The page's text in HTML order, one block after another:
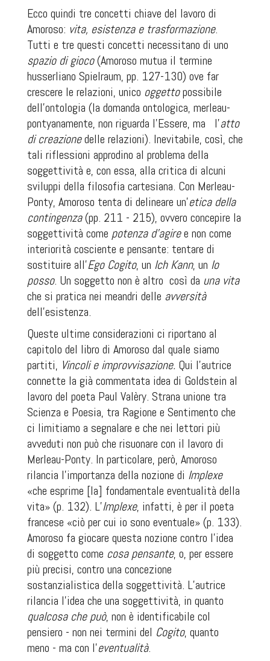
Ecco quindi tre concetti chiave del lavoro di
Amoroso: vita, esistenza e trasformazione.
Tutti e tre questi concetti necessitano di uno
spazio di gioco(Amoroso mutua il termine
husserliano Spielraum, pp. 127-130) ove far
crescere le relazioni, unico oggettopossibile
dell’ontologia (la domanda ontologica, merleau-
pontyanamente, non riguarda l’Essere, ma
l’atto
di creazionedelle relazioni). Inevitabile, così, che
tali riflessioni approdino al problema della
soggettività e, con essa, alla critica di alcuni
sviluppi della filosofia cartesiana. Con Merleau-
Ponty, Amoroso tenta di delineare un’etica della
contingenza(pp. 211 - 215), ovvero concepire la
soggettività come potenza d’agiree non come
interiorità cosciente e pensante: tentare di
sostituire all’Ego Cogito, un Ich Kann, un Io
posso. Un soggetto non è altro così da una vita
che si pratica nei meandri delle avversità
dell’esistenza.
Queste ultime considerazioni ci riportano al
capitolo del libro di Amoroso dal quale siamo
partiti, Vincoli e improvvisazione.Qui l’autrice
connette la già commentata idea di Goldstein al
lavoro del poeta Paul Valèry. Strana unione tra
Scienza e Poesia, tra Ragione e Sentimento che
ci limitiamo a segnalare e che nei lettori più
avveduti non può che risuonare con il lavoro di
Merleau-Ponty. In particolare, però, Amoroso
rilancia l’importanza della nozione di Implexe
«che esprime [la] fondamentale eventualità della
vita» (p. 132). L’Implexe, infatti, è per il poeta
francese «ciò per cui io sono eventuale» (p. 133).
Amoroso fa giocare questa nozione contro l’idea
di soggetto come cosa pensante, o, per essere
più precisi, contro una concezione
sostanzialistica della soggettività. L’autrice
rilancia l’idea che una soggettività, in quanto
qualcosa che può, non è identificabile col
pensiero - non nei termini del Cogito, quanto
meno - ma con l’eventualità.